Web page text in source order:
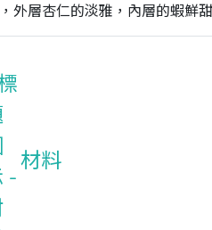
外層杏仁的淡雅，內層的蝦鮮
材料